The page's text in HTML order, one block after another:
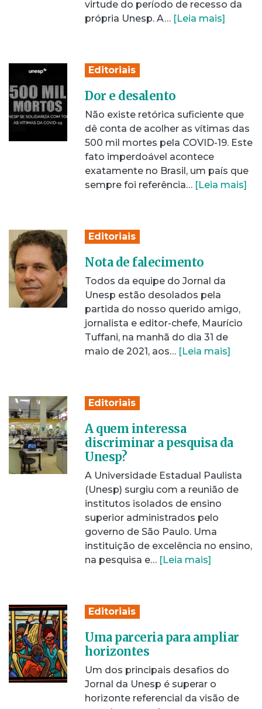
virtude do período de recesso da
própria Unesp. A… [Leia mais]
Editoriais
Dor e desalento
Não existe retórica suficiente que
dê conta de acolher as vítimas das
500 mil mortes pela COVID-19. Este
fato imperdoável acontece
exatamente no Brasil, um país que
sempre foi referência… [Leia mais]
Editoriais
Nota de falecimento
Todos da equipe do Jornal da
Unesp estão desolados pela
partida do nosso querido amigo,
jornalista e editor-chefe, Maurício
Tuffani, na manhã do dia 31 de
maio de 2021, aos… [Leia mais]
Editoriais
A quem interessa
discriminar a pesquisa da
Unesp?
A Universidade Estadual Paulista
(Unesp) surgiu com a reunião de
institutos isolados de ensino
superior administrados pelo
governo de São Paulo. Uma
instituição de excelência no ensino,
na pesquisa e… [Leia mais]
Editoriais
Uma parceria para ampliar
horizontes
Um dos principais desafios do
Jornal da Unesp é superar o
horizonte referencial da visão de